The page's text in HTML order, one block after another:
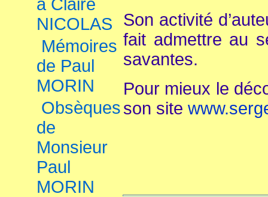
à Claire
NICOLAS
Mémoires
de Paul
MORIN
Obsèques
de
Monsieur
Paul
MORIN
Son activité
fait admettre au
savantes.
Pour mieux le
son site